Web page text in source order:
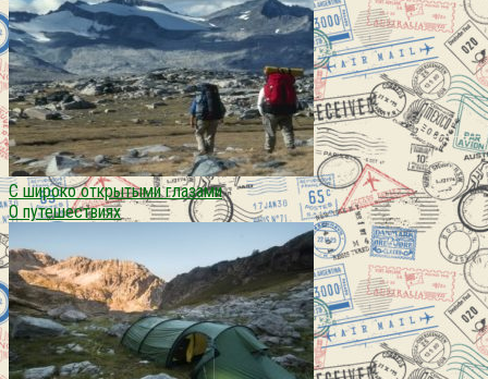
С широко открытыми глазами
О путешествиях